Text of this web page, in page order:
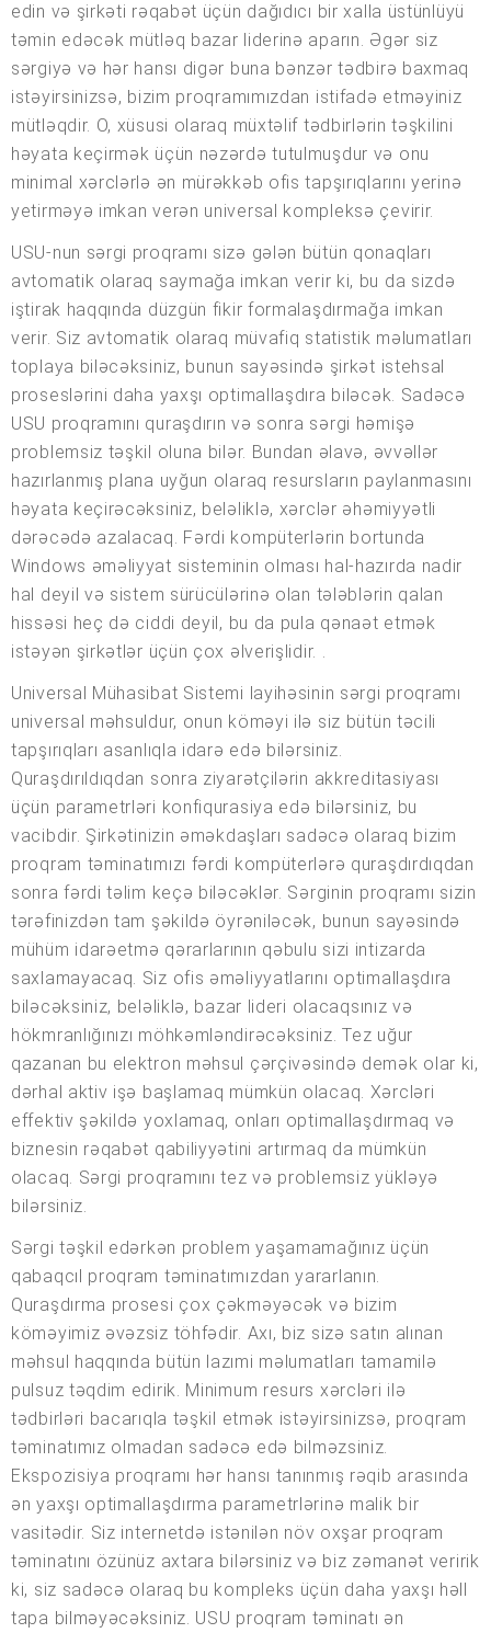
edin və şirkəti rəqabət üçün dağıdıcı bir xalla üstünlüyü
təmin edəcək mütləq bazar liderinə aparın. Əgər siz
sərgiyə və hər hansı digər buna bənzər tədbirə baxmaq
istəyirsinizsə, bizim proqramımızdan istifadə etməyiniz
mütləqdir. O, xüsusi olaraq müxtəlif tədbirlərin təşkilini
həyata keçirmək üçün nəzərdə tutulmuşdur və onu
minimal xərclərlə ən mürəkkəb ofis tapşırıqlarını yerinə
yetirməyə imkan verən universal kompleksə çevirir.
USU-nun sərgi proqramı sizə gələn bütün qonaqları
avtomatik olaraq saymağa imkan verir ki, bu da sizdə
iştirak haqqında düzgün fikir formalaşdırmağa imkan
verir. Siz avtomatik olaraq müvafiq statistik məlumatları
toplaya biləcəksiniz, bunun sayəsində şirkət istehsal
proseslərini daha yaxşı optimallaşdıra biləcək. Sadəcə
USU proqramını quraşdırın və sonra sərgi həmişə
problemsiz təşkil oluna bilər. Bundan əlavə, əvvəllər
hazırlanmış plana uyğun olaraq resursların paylanmasını
həyata keçirəcəksiniz, beləliklə, xərclər əhəmiyyətli
dərəcədə azalacaq. Fərdi kompüterlərin bortunda
Windows əməliyyat sisteminin olması hal-hazırda nadir
hal deyil və sistem sürücülərinə olan tələblərin qalan
hissəsi heç də ciddi deyil, bu da pula qənaət etmək
istəyən şirkətlər üçün çox əlverişlidir. .
Universal Mühasibat Sistemi layihəsinin sərgi proqramı
universal məhsuldur, onun köməyi ilə siz bütün təcili
tapşırıqları asanlıqla idarə edə bilərsiniz.
Quraşdırıldıqdan sonra ziyarətçilərin akkreditasiyası
üçün parametrləri konfiqurasiya edə bilərsiniz, bu
vacibdir. Şirkətinizin əməkdaşları sadəcə olaraq bizim
proqram təminatımızı fərdi kompüterlərə quraşdırdıqdan
sonra fərdi təlim keçə biləcəklər. Sərginin proqramı sizin
tərəfinizdən tam şəkildə öyrəniləcək, bunun sayəsində
mühüm idarəetmə qərarlarının qəbulu sizi intizarda
saxlamayacaq. Siz ofis əməliyyatlarını optimallaşdıra
biləcəksiniz, beləliklə, bazar lideri olacaqsınız və
hökmranlığınızı möhkəmləndirəcəksiniz. Tez uğur
qazanan bu elektron məhsul çərçivəsində demək olar ki,
dərhal aktiv işə başlamaq mümkün olacaq. Xərcləri
effektiv şəkildə yoxlamaq, onları optimallaşdırmaq və
biznesin rəqabət qabiliyyətini artırmaq da mümkün
olacaq. Sərgi proqramını tez və problemsiz yükləyə
bilərsiniz.
Sərgi təşkil edərkən problem yaşamamağınız üçün
qabaqcıl proqram təminatımızdan yararlanın.
Quraşdırma prosesi çox çəkməyəcək və bizim
köməyimiz əvəzsiz töhfədir. Axı, biz sizə satın alınan
məhsul haqqında bütün lazımi məlumatları tamamilə
pulsuz təqdim edirik. Minimum resurs xərcləri ilə
tədbirləri bacarıqla təşkil etmək istəyirsinizsə, proqram
təminatımız olmadan sadəcə edə bilməzsiniz.
Ekspozisiya proqramı hər hansı tanınmış rəqib arasında
ən yaxşı optimallaşdırma parametrlərinə malik bir
vasitədir. Siz internetdə istənilən növ oxşar proqram
təminatını özünüz axtara bilərsiniz və biz zəmanət veririk
ki, siz sadəcə olaraq bu kompleks üçün daha yaxşı həll
tapa bilməyəcəksiniz. USU proqram təminatı ən